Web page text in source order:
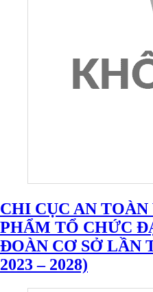
CHI CỤC AN
PHẨM TỔ CHỨC
ĐOÀN CƠ SỞ LẦN
2023 – 2028)